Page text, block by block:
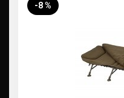
-8 %